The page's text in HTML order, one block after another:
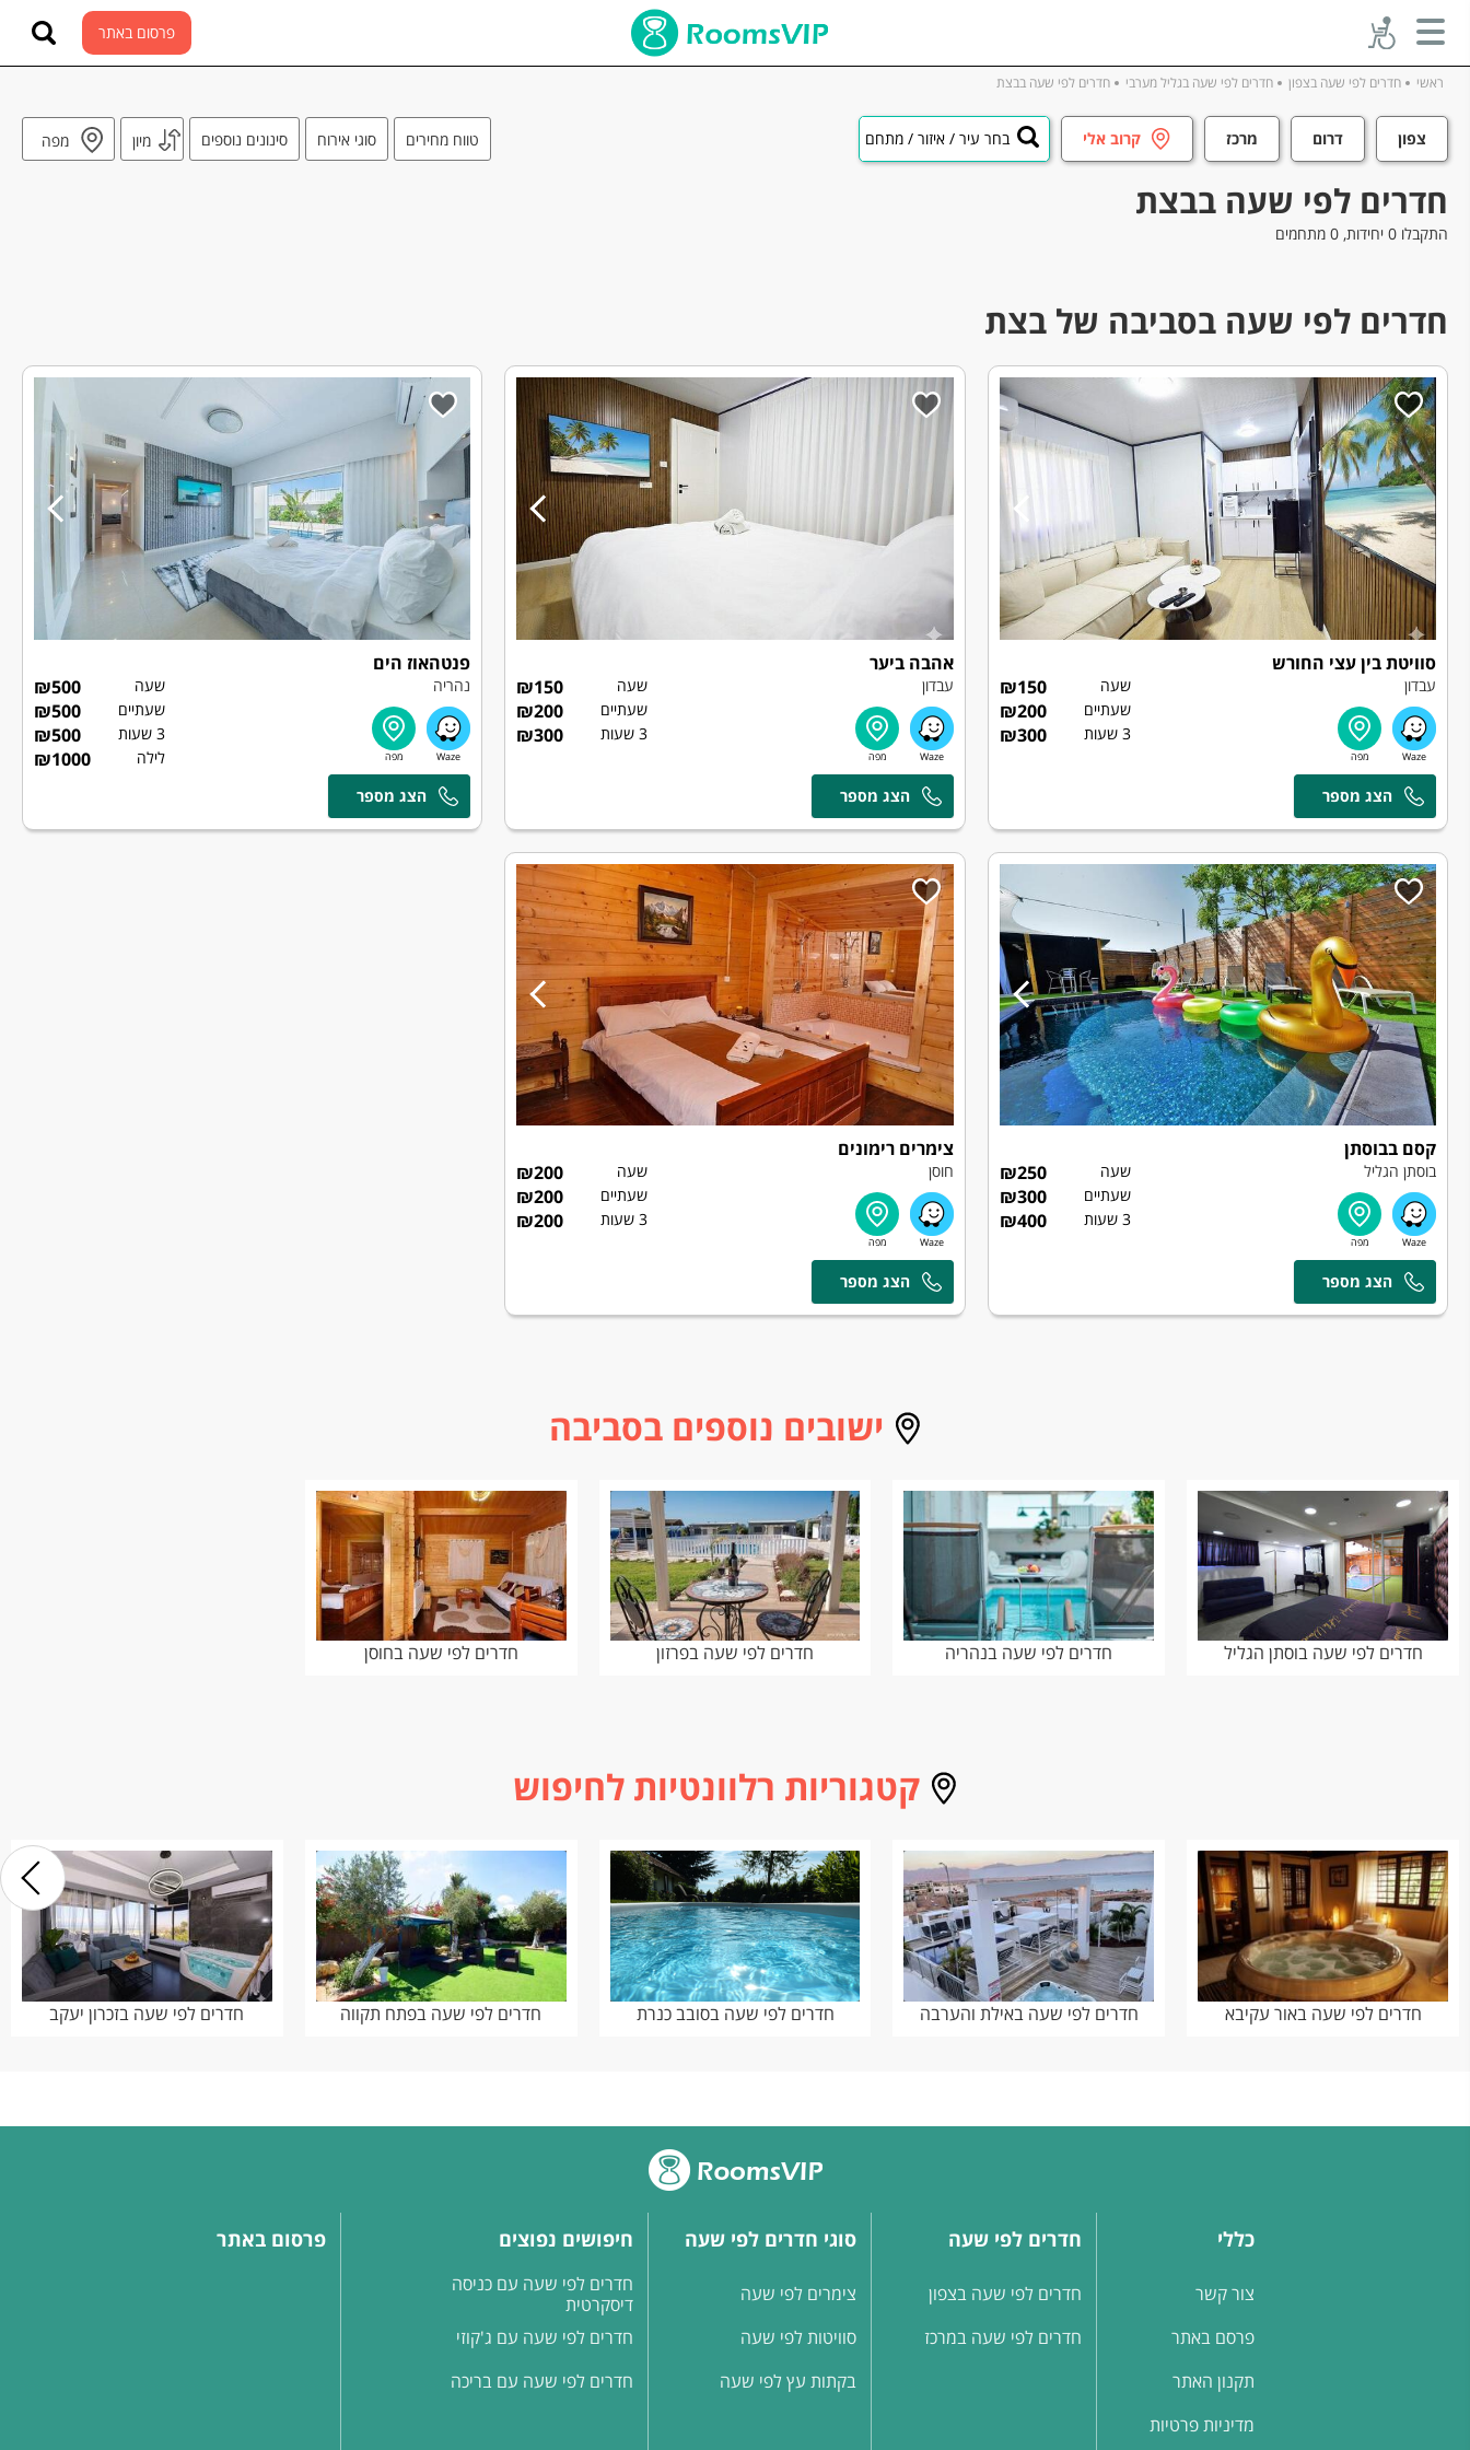
פרסום באתר
ראשי חדרים לפי שעה בצפון חדרים לפי שעה בגליל מערבי חדרים לפי שעה בבצת
צפון דרום מרכז קרוב אלי בחר עיר / איזור / מתחם
חדרים לפי שעה בבצת
התקבלו 0 יחידות, 0 מתחמים
טווח מחירים סוגי אירוח סינונים נוספים מיון מפה
חדרים לפי שעה בסביבה של בצת
סוויטת בין עצי החורש
עבדון שעה ₪150
שעתיים ₪200
3 שעות ₪300
אושר
אהבה ביער
עבדון שעה ₪150
שעתיים ₪200
3 שעות ₪300
אושר
פנטהאוז הים
נהריה שעה ₪500
שעתיים ₪500
3 שעות ₪500
לילה ₪1000
מירי
קסם בבוסתן
בוסתן הגליל שעה ₪250
שעתיים ₪300
3 שעות ₪400
דודו ואתי
צימרים רימונים
חוסן שעה ₪200
שעתיים ₪200
3 שעות ₪200
ישובים נוספים בסביבה
חדרים לפי שעה בוסתן הגליל חדרים לפי שעה בנהריה חדרים לפי שעה בפרזון חדרים לפי שעה בחוסן
קטגוריות רלוונטיות לחיפוש
חדרים לפי שעה באור עקיבא חדרים לפי שעה באילת והערבה חדרים לפי שעה בסובב כנרת חדרים לפי שעה בפתח תקווה חדרים לפי שעה בזכרון יעקב
כללי
צור קשר
פרסם באתר
תקנון האתר
מדיניות פרטיות
חדרים לפי שעה
חדרים לפי שעה בצפון
חדרים לפי שעה במרכז
סוגי חדרים לפי שעה
צימרים לפי שעה
סוויטות לפי שעה
בקתות עץ לפי שעה
חיפושים נפוצים
חדרים לפי שעה עם כניסה
דיסקרטית
חדרים לפי שעה עם ג'קוזי
חדרים לפי שעה עם בריכה
פרסום באתר